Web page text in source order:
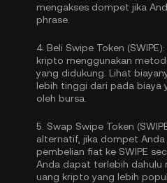
mengakses dompet jika
phrase.
4. Beli Swipe Token (SWIPE):
kripto menggunakan
yang didukung. Lihat
lebih tinggi dari pada biaya
oleh bursa.
5. Swap Swipe Token
alternatif, jika dompet
pembelian fiat ke SWIPE
Anda dapat terlebih dahulu
uang kripto yang lebih